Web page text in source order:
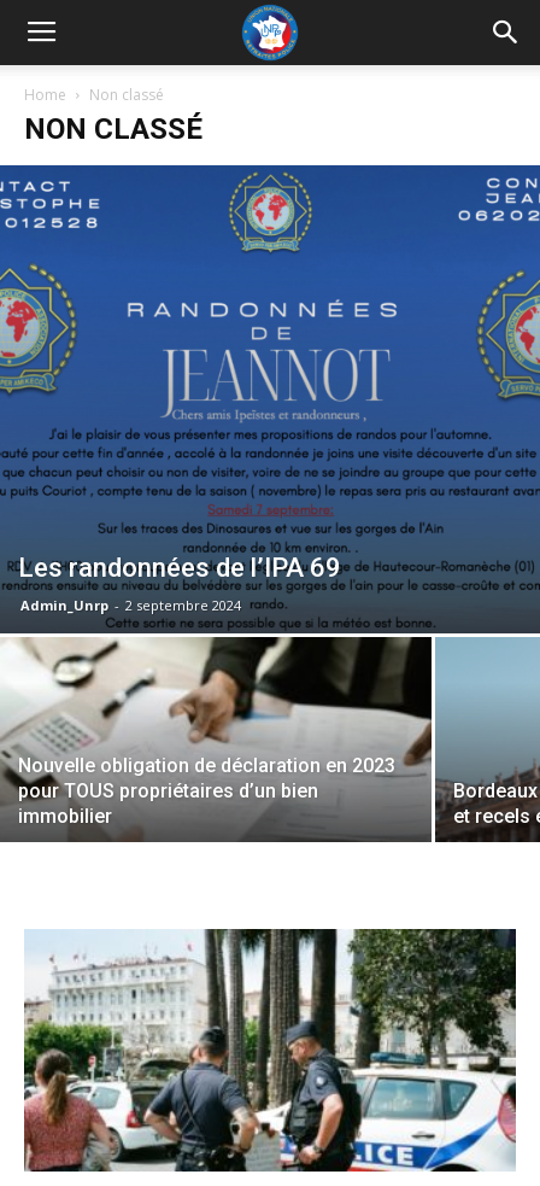
UNRP
Home Non classé
NON CLASSÉ
Les randonnées de l’IPA 69
Admin_Unrp - 2 septembre 2024
Nouvelle obligation de déclaration en 2023
pour TOUS propriétaires d’un bien
immobilier
et recels